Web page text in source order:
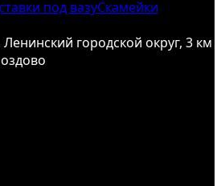
под вазуСкамейки
городской округ, 3 км